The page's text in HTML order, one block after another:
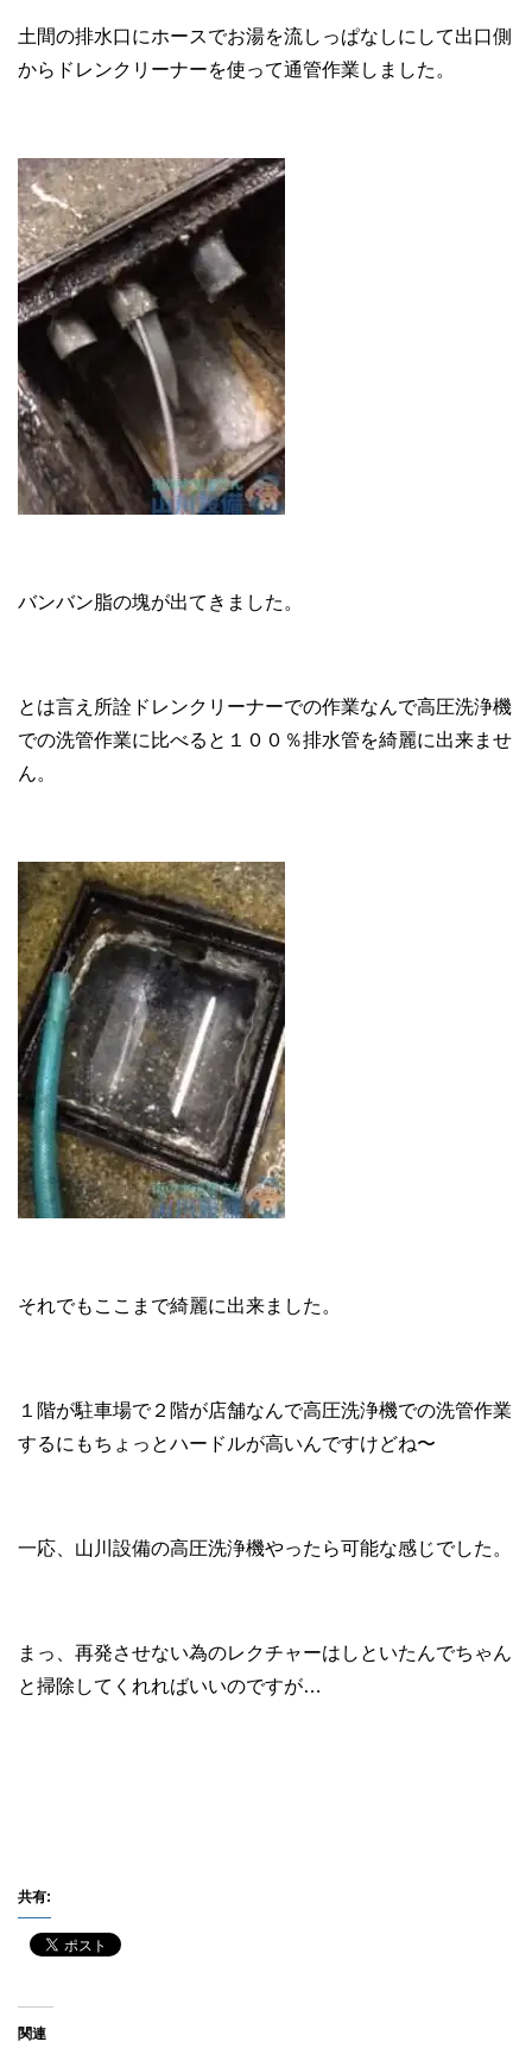
土間の排水口にホースでお湯を流しっぱなしにして出口側
からドレンクリーナーを使って通管作業しました。
バンバン脂の塊が出てきました。
とは言え所詮ドレンクリーナーでの作業なんで高圧洗浄機
での洗管作業に比べると１００％排水管を綺麗に出来ませ
ん。
それでもここまで綺麗に出来ました。
１階が駐車場で２階が店舗なんで高圧洗浄機での洗管作業
するにもちょっとハードルが高いんですけどね〜
一応、山川設備の高圧洗浄機やったら可能な感じでした。
まっ、再発させない為のレクチャーはしといたんでちゃん
と掃除してくれればいいのですが…
共有:
関連